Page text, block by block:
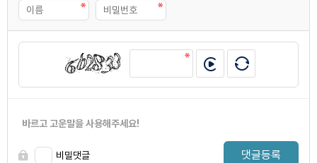
바르고 고운말을 사용해주세요!
비밀댓글 댓글등록